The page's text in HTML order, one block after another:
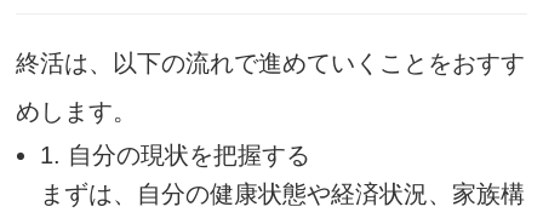
終活は、以下の流れで進めていくことをおすす
めします。
1. 自分の現状を把握する
まずは、自分の健康状態や経済状況、家族構